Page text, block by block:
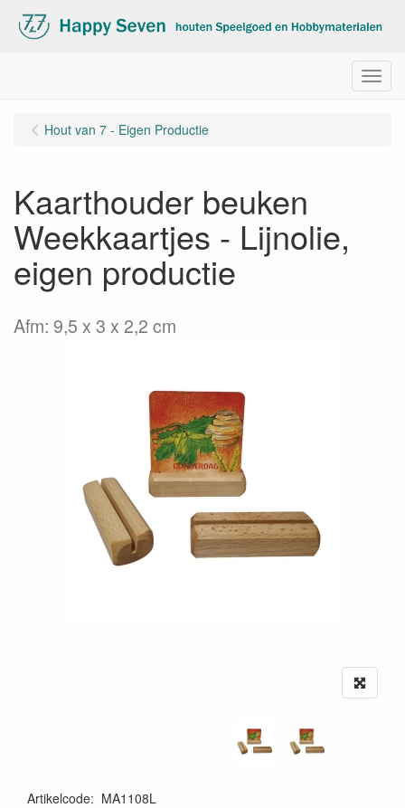
Menu
Hout van 7 - Eigen Productie
Kaarthouder beuken
Weekkaartjes - Lijnolie,
eigen productie
Afm: 9,5 x 3 x 2,2 cm
Artikelcode: MA1108L